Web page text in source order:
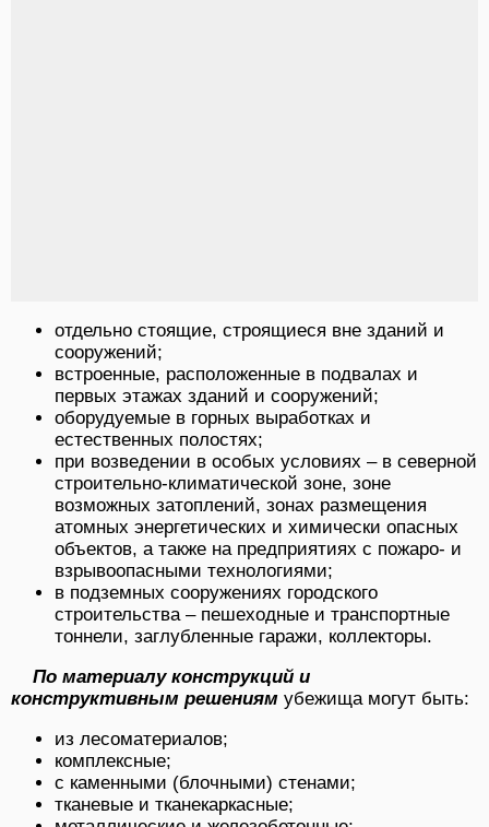
отдельно стоящие, строящиеся вне зданий и
сооружений;
встроенные, расположенные в подвалах и
первых этажах зданий и сооружений;
оборудуемые в горных выработках и
естественных полостях;
при возведении в особых условиях – в северной
строительно-климатической зоне, зоне
возможных затоплений, зонах размещения
атомных энергетических и химически опасных
объектов, а также на предприятиях с пожаро- и
взрывоопасными технологиями;
в подземных сооружениях городского
строительства – пешеходные и транспортные
тоннели, заглубленные гаражи, коллекторы.
По материалу конструкций и
конструктивным решениям убежища могут быть:
из лесоматериалов;
комплексные;
с каменными (блочными) стенами;
тканевые и тканекаркасные;